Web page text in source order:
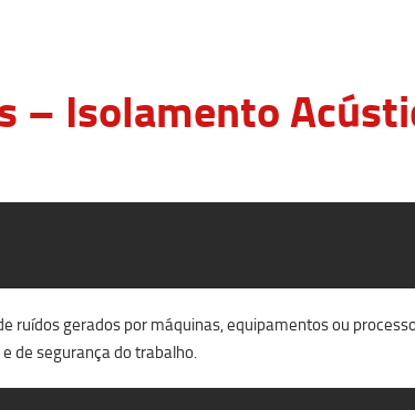
– Isolamento
ruídos gerados por máquinas, equipamentos ou
de segurança do trabalho.